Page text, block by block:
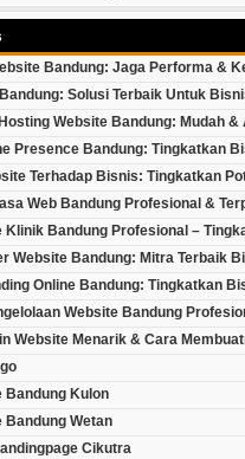
Bandung: Jaga Performa &
Solusi Terbaik Untuk
Website Bandung: Mudah &
Presence Bandung: Tingkatkan
Terhadap Bisnis: Tingkatkan
Web Bandung Profesional &
Klinik Bandung Profesional –
Website Bandung: Mitra Terbaik
Online Bandung: Tingkatkan
Website Bandung
Website Menarik & Cara
Bandung Kulon
Bandung Wetan
Cikutra